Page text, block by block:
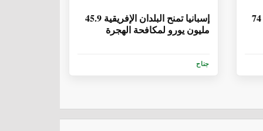
إسبانيا تمنح البلدان الإفريقية 45.9
مليون يورو لمكافحة الهجرة
جناح
موريتانيا| انتشال 57 جثة وإنقاذ 74